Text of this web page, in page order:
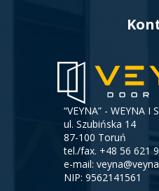
“VEYNA” - WEYNA I
ul. Szubińska 14
87-100 Toruń
tel./fax. +48 56 621
e-mail:
NIP: 9562141561